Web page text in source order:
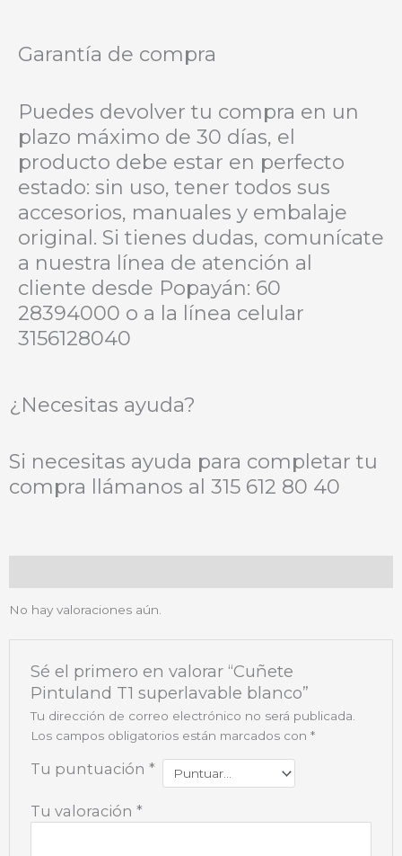
Garantía de compra
Puedes devolver tu compra en un
plazo máximo de 30 días, el
producto debe estar en perfecto
estado: sin uso, tener todos sus
accesorios, manuales y embalaje
original. Si tienes dudas, comunícate
a nuestra línea de atención al
cliente desde Popayán: 60
28394000 o a la línea celular
3156128040
¿Necesitas ayuda?
Si necesitas ayuda para completar tu
compra llámanos al 315 612 80 40
No hay valoraciones aún.
Sé el primero en valorar “Cuñete
Pintuland T1 superlavable blanco”
Tu dirección de correo electrónico no será publicada.
Los campos obligatorios están marcados con *
Tu puntuación *
Tu valoración *